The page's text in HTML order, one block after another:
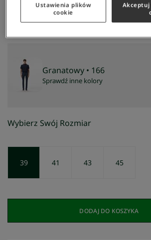
NAJNIŻSZA CENA Z 30 DNI:
Granatowy • 166
Sprawdź inne kolory
Wybierz Swój Rozmiar
39 41 43 45
DODAJ DO KOSZYKA
Ustawienia plików
cookie